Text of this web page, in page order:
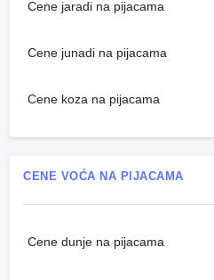
Cene jaradi na pijacama
Cene junadi na pijacama
Cene koza na pijacama
CENE VOĆA NA PIJACAMA
Cene dunje na pijacama